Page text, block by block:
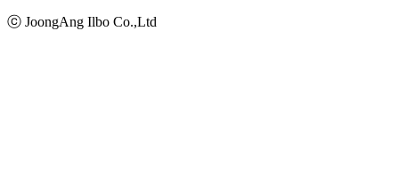
ⓒ JoongAng Ilbo Co.,Ltd